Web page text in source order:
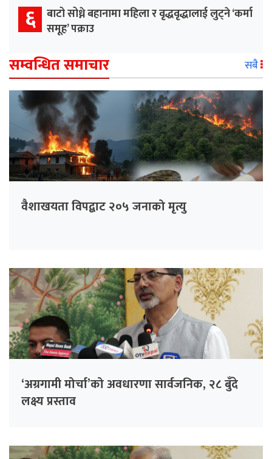
६ बाटो सोध्ने बहानामा महिला र वृद्धवृद्धालाई लुट्ने ‘कर्मा
समूह’ पक्राउ
सम्वन्धित समाचार सबै
वैशाखयता विपद्बाट २०५ जनाको मृत्यु
‘अग्रगामी मोर्चा’को अवधारणा सार्वजनिक, २८ बुँदे
लक्ष्य प्रस्ताव